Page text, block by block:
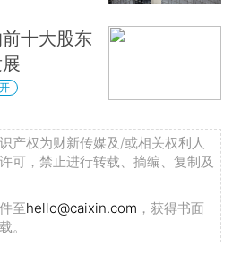
十大股东
产权为财新传媒及/或相关权利人
可，禁止进行转载、摘编、复制及
至hello@caixin.com ，获得书面
。